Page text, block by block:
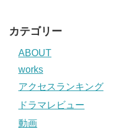
カテゴリー
ABOUT
works
アクセスランキング
ドラマレビュー
動画